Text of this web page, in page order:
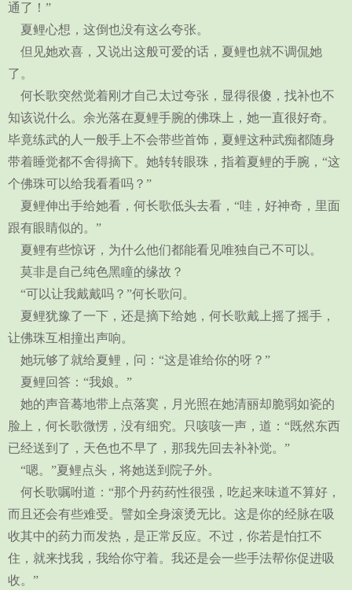
通了！”
夏鲤心想，这倒也没有这么夸张。
但见她欢喜，又说出这般可爱的话，夏鲤也就不调侃她
了。
何长歌突然觉着刚才自己太过夸张，显得很傻，找补也不
知该说什么。余光落在夏鲤手腕的佛珠上，她一直很好奇。
毕竟练武的人一般手上不会带些首饰，夏鲤这种武痴都随身
带着睡觉都不舍得摘下。她转转眼珠，指着夏鲤的手腕，“这
个佛珠可以给我看看吗？”
夏鲤伸出手给她看，何长歌低头去看，“哇，好神奇，里面
跟有眼睛似的。”
夏鲤有些惊讶，为什么他们都能看见唯独自己不可以。
莫非是自己纯色黑瞳的缘故？
“可以让我戴戴吗？”何长歌问。
夏鲤犹豫了一下，还是摘下给她，何长歌戴上摇了摇手，
让佛珠互相撞出声响。
她玩够了就给夏鲤，问：“这是谁给你的呀？”
夏鲤回答：“我娘。”
她的声音蓦地带上点落寞，月光照在她清丽却脆弱如瓷的
脸上，何长歌微愣，没有细究。只咳咳一声，道：“既然东西
已经送到了，天色也不早了，那我先回去补补觉。”
“嗯。”夏鲤点头，将她送到院子外。
何长歌嘱咐道：“那个丹药药性很强，吃起来味道不算好，
而且还会有些难受。譬如全身滚烫无比。这是你的经脉在吸
收其中的药力而发热，是正常反应。不过，你若是怕扛不
住，就来找我，我给你守着。我还是会一些手法帮你促进吸
收。”